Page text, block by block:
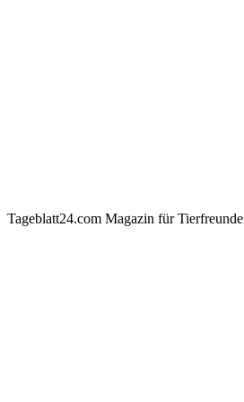
Tageblatt24.com Magazin für Tierfreunde